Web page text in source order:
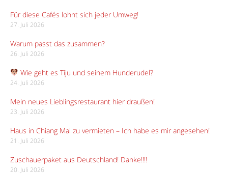
Für diese Cafés lohnt sich jeder Umweg!
27. Juli 2026
Warum passt das zusammen?
26. Juli 2026
Wie geht es Tiju und seinem Hunderudel?
24. Juli 2026
Mein neues Lieblingsrestaurant hier draußen!
23. Juli 2026
Haus in Chiang Mai zu vermieten – Ich habe es mir angesehen!
21. Juli 2026
Zuschauerpaket aus Deutschland! Danke!!!!
20. Juli 2026